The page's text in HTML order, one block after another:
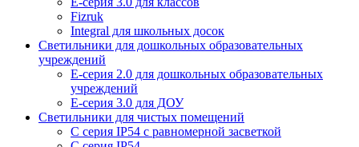
Fizruk
Integral для школьных досок
Светильники для дошкольных образовательных
учреждений
E-серия 2.0 для дошкольных образовательных
учреждений
E-серия 3.0 для ДОУ
Светильники для чистых помещений
C серия IP54 с равномерной засветкой